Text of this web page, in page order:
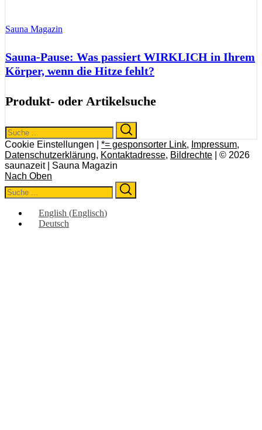
Sauna Magazin
Sauna-Pause: Was passiert WIRKLICH in Ihrem
Körper, wenn die Hitze fehlt?
Produkt- oder Artikelsuche
Search
for:
Cookie Einstellungen | *= gesponsorter Link, Impressum,
Datenschutzerklärung, Kontaktadresse, Bildrechte | © 2026
saunazeit | Sauna Magazin
Nach Oben
Search
for:
English (Englisch)
Deutsch